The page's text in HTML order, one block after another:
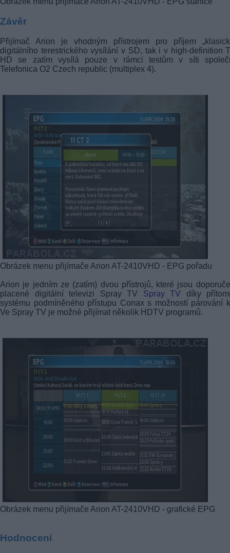
Závěr
Přijímač Arion je vhodným přístrojem pro příjem
digitálního terestrického vysílání v SD, tak i v high-definition
HD se zatím vysílá pouze v rámci testům v síti
Telefonica O2 Czech republic (multiplex 4).
Obrázek menu přijímače Arion AT-2410VHD - EPG pořadu
Arion je jedním ze (zatím) dvou přístrojů, které jsou
placené digitální televizi Spray TV Spray TV díky
systému podmíněného přístupu Conax s možností párování
Ve Spray TV je možné přijímat několik HDTV programů.
Obrázek menu přijímače Arion AT-2410VHD - grafické EPG
Hodnocení